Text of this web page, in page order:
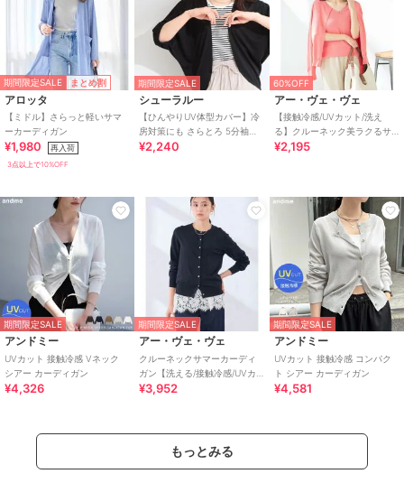
期間限定SALE まとめ割
アロッタ
【ミドル】さらっと軽いサマ
ーカーディガン
¥1,980 再入荷
3点以上で10%OFF
期間限定SALE
シューラルー
【ひんやりUV体型カバー】冷
房対策にも さらとろ 5分袖ド
ルマンカーディガン
¥2,240
60%OFF
アー・ヴェ・ヴェ
【接触冷感/UVカット/洗え
る】クルーネック美ラクるサ
マーカーディガン
¥2,195
期間限定SALE
アンドミー
UVカット 接触冷感 Vネック
シアー カーディガン
¥4,326
期間限定SALE
アー・ヴェ・ヴェ
クルーネックサマーカーディ
ガン【洗える/接触冷感/UVカ
ット】
¥3,952
期間限定SALE
アンドミー
UVカット 接触冷感 コンパク
ト シアー カーディガン
¥4,581
もっとみる